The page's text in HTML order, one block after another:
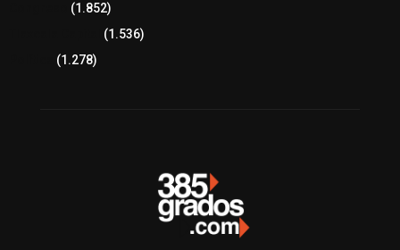
(1.852)
(1.536)
(1.278)